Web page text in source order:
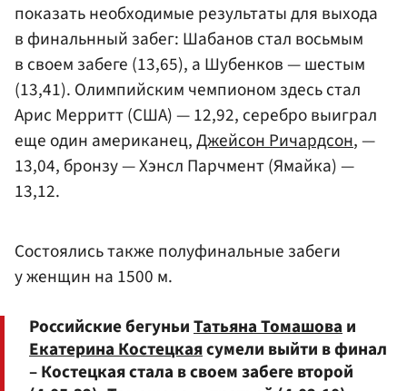
показать необходимые результаты для выхода
в финальнный забег: Шабанов стал восьмым
в своем забеге (13,65), а Шубенков — шестым
(13,41). Олимпийским чемпионом здесь стал
Арис Мерритт (США) — 12,92, серебро выиграл
еще один американец,Джейсон Ричардсон, —
13,04, бронзу — Хэнсл Парчмент (Ямайка) —
13,12.
Состоялись также полуфинальные забеги
у женщин на 1500 м.
Российские бегуньиТатьяна Томашоваи
Екатерина Костецкаясумели выйти в финал
– Костецкая стала в своем забеге второй